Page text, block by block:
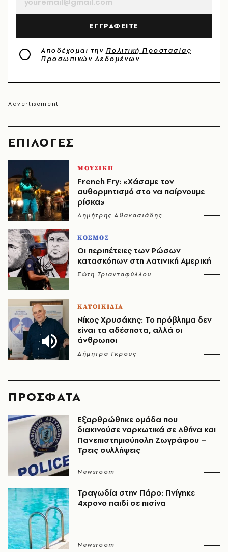
EΠΙΛΟΓΈΣ
ΜΟΥΣΙΚΗ
French Fry: «Χάσαμε τον
αυθορμητισμό στο να παίρνουμε
ρίσκα»
Δημήτρης Αθανασιάδης
ΚΟΣΜΟΣ
Οι περιπέτειες των Ρώσων
κατασκόπων στη Λατινική Αμερική
Σώτη Τριανταφύλλου
ΚΑΤΟΙΚΙΔΙΑ
Νίκος Χρυσάκης: Το πρόβλημα δεν
είναι τα αδέσποτα, αλλά οι
άνθρωποι
Δήμητρα Γκρους
ΕΓΓΡΑΦΕΙΤΕ
Αποδέχομαι την Πολιτική Προστασίας
Προσωπικών Δεδομένων
ΠΡΟΣΦΑΤΑ
Εξαρθρώθηκε ομάδα που
διακινούσε ναρκωτικά σε Αθήνα και
Πανεπιστημιούπολη Ζωγράφου –
Τρεις συλλήψεις
Newsroom
Τραγωδία στην Πάρο: Πνίγηκε
4χρονο παιδί σε πισίνα
Newsroom